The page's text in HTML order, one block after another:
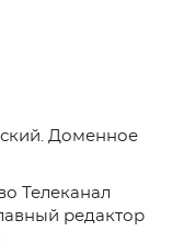
Доменное
Телеканал
редактор